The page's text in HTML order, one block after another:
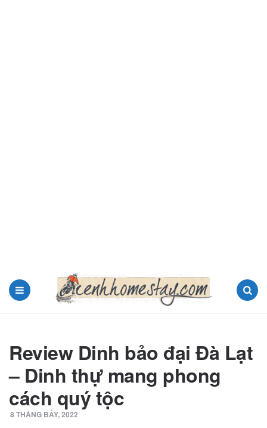
Review Dinh bảo đại Đà Lạt
– Dinh thự mang phong
cách quý tộc
8 THÁNG BẢY, 2022